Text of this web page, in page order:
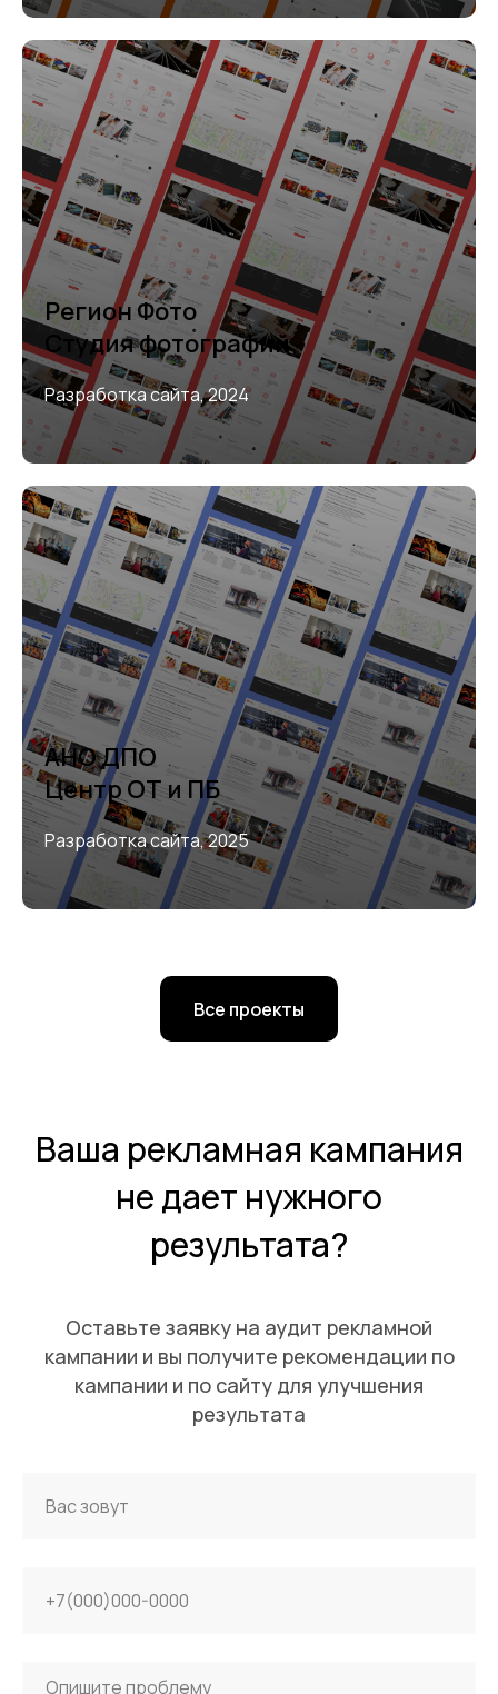
Регион Фото
Студия фотографий
Разработка сайта, 2024
АНО ДПО
Центр ОТ и ПБ
Разработка сайта, 2025
Все проекты
Ваша рекламная кампания
не дает нужного
результата?
Оставьте заявку на аудит рекламной
кампании и вы получите рекомендации по
кампании и по сайту для улучшения
результата